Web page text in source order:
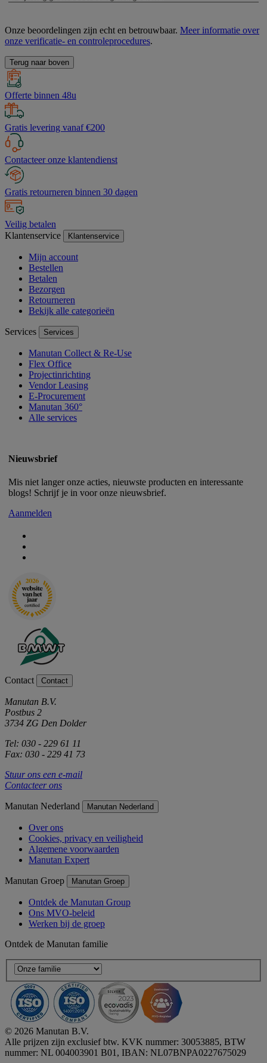
Onze beoordelingen zijn echt en betrouwbaar. Meer informatie over
onze verificatie- en controleprocedures.
Terug naar boven
Offerte binnen 48u
Gratis levering vanaf €200
Contacteer onze klantendienst
Gratis retourneren binnen 30 dagen
Veilig betalen
Klantenservice
Klantenservice
Mijn account
Bestellen
Betalen
Bezorgen
Retourneren
Bekijk alle categorieën
Services Services
Manutan Collect & Re-Use
Flex Office
Projectinrichting
Vendor Leasing
E-Procurement
Manutan 360°
Alle services
Nieuwsbrief
Mis niet langer onze acties, nieuwste producten en interessante
blogs! Schrijf je in voor onze nieuwsbrief.
Aanmelden
Contact Contact
Manutan B.V.
Postbus 2
3734 ZG Den Dolder
Tel: 030 - 229 61 11
Fax: 030 - 229 41 73
Stuur ons een e-mail
Contacteer ons
Manutan Nederland Manutan Nederland
Over ons
Cookies, privacy en veiligheid
Algemene voorwaarden
Manutan Expert
Manutan Groep Manutan Groep
Ontdek de Manutan Group
Ons MVO-beleid
Werken bij de groep
Ontdek de Manutan familie
© 2026 Manutan B.V.
Alle prijzen zijn exclusief btw. KVK nummer: 30053885, BTW
nummer: NL 004003901 B01, IBAN: NL07BNPA0227675029